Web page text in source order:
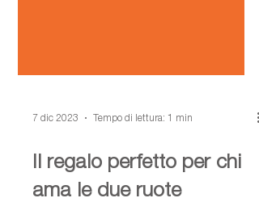
7 dic 2023 Tempo di lettura: 1 min